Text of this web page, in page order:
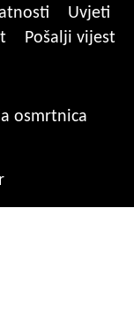
Uvjeti
Pošalji vijest
osmrtnica